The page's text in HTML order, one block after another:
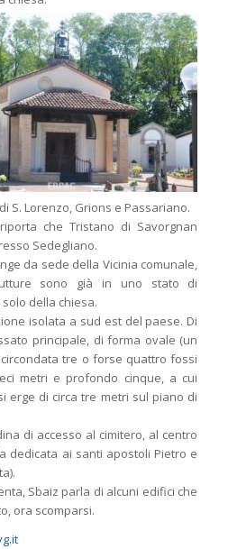
S. Lorenzo, Grions e Passariano.
che Tristano di Savorgnan
Sedegliano.
da sede della Vicinia comunale,
sono già in uno stato di
della chiesa.
isolata a sud est del paese. Di
principale, di forma ovale (un
tre o forse quattro fossi
metri e profondo cinque, a cui
erge di circa tre metri sul piano di
di accesso al cimitero, al centro
dedicata ai santi apostoli Pietro e
Sbaiz parla di alcuni edifici che
ora scomparsi.